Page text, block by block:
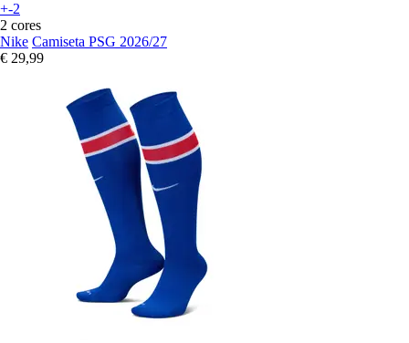
+-2
2 cores
Nike Camiseta PSG 2026/27
€ 29,99